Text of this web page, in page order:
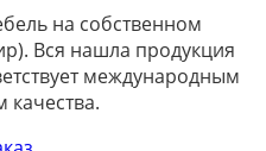
на собственном
Вся нашла продукция
международным
качества.